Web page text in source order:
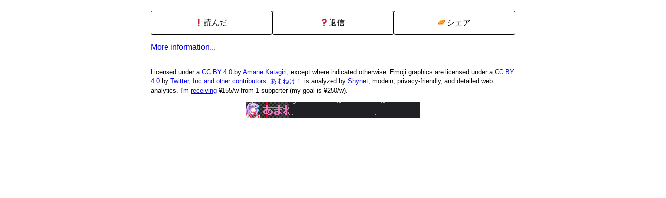
読んだ 返信 シェア
More information...
Licensed under a CC BY 4.0 by Amane Katagiri, except where indicated otherwise. Emoji graphics are licensed under a CC BY
4.0 by Twitter, Inc and other contributors. あまねけ！ is analyzed by Shynet, modern, privacy-friendly, and detailed web
analytics. I'm receiving ¥155/w from 1 supporter (my goal is ¥250/w).